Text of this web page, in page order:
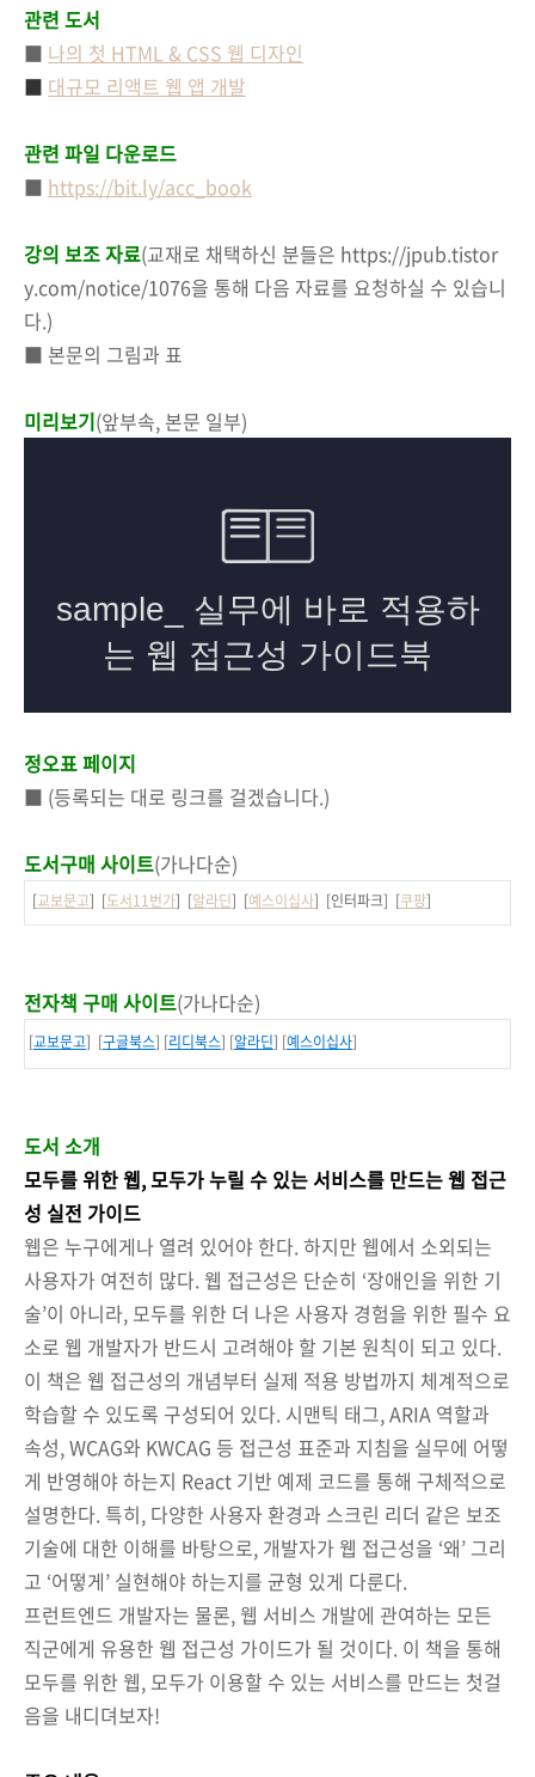
관련 도서
■ 나의 첫 HTML & CSS 웹 디자인
■ 대규모 리액트 웹 앱 개발
관련 파일 다운로드
■ https://bit.ly/acc_book
강의 보조 자료(교재로 채택하신 분들은 https://jpub.tistor
y.com/notice/1076을 통해 다음 자료를 요청하실 수 있습니
다.)
■ 본문의 그림과 표
미리보기(앞부속, 본문 일부)
정오표 페이지
■ (등록되는 대로 링크를 걸겠습니다.)
도서구매 사이트(가나다순)
[교보문고] [도서11번가] [알라딘] [예스이십사] [인터파크] [쿠팡]
전자책 구매 사이트(가나다순)
[교보문고] [구글북스] [리디북스] [알라딘] [예스이십사]
도서 소개
모두를 위한 웹, 모두가 누릴 수 있는 서비스를 만드는 웹 접근
성 실전 가이드
웹은 누구에게나 열려 있어야 한다. 하지만 웹에서 소외되는
사용자가 여전히 많다. 웹 접근성은 단순히 ‘장애인을 위한 기
술’이 아니라, 모두를 위한 더 나은 사용자 경험을 위한 필수 요
소로 웹 개발자가 반드시 고려해야 할 기본 원칙이 되고 있다.
이 책은 웹 접근성의 개념부터 실제 적용 방법까지 체계적으로
학습할 수 있도록 구성되어 있다. 시맨틱 태그, ARIA 역할과
속성, WCAG와 KWCAG 등 접근성 표준과 지침을 실무에 어떻
게 반영해야 하는지 React 기반 예제 코드를 통해 구체적으로
설명한다. 특히, 다양한 사용자 환경과 스크린 리더 같은 보조
기술에 대한 이해를 바탕으로, 개발자가 웹 접근성을 ‘왜’ 그리
고 ‘어떻게’ 실현해야 하는지를 균형 있게 다룬다.
프런트엔드 개발자는 물론, 웹 서비스 개발에 관여하는 모든
직군에게 유용한 웹 접근성 가이드가 될 것이다. 이 책을 통해
모두를 위한 웹, 모두가 이용할 수 있는 서비스를 만드는 첫걸
음을 내디뎌보자!